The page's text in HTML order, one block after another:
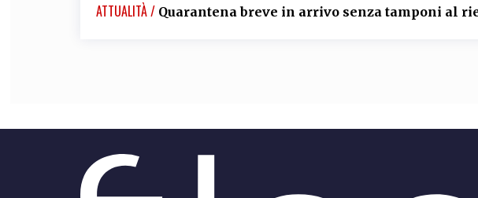
ATTUALITÀ / Quarantena breve in arrivo senza tamponi al